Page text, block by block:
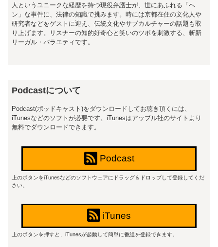
人というユニークな経歴を持つ現役弁護士が、世にあふれる「ヘ
ン」な事件に、法律の知識で挑みます。時には京都在住の文化人や
研究者などをゲストに迎え、伝統文化やサブカルチャーの話題も取
り上げます。リスナーの知的好奇心と笑いのツボを刺激する、斬新
リーガル・バラエティです。
Podcastについて
Podcast(ポッドキャスト)をダウンロードしてお聴き頂くには、
iTunesなどのソフトが必要です。iTunesはアップル社のサイトより
無料でダウンロードできます。
Podcast
上のボタンをiTunesなどのソフトウェアにドラッグ＆ドロップして登録してくだ
さい。
iTunes
上のボタンを押すと、iTunesが起動して簡単に番組を登録できます。